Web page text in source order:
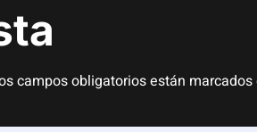
campos obligatorios están marcados